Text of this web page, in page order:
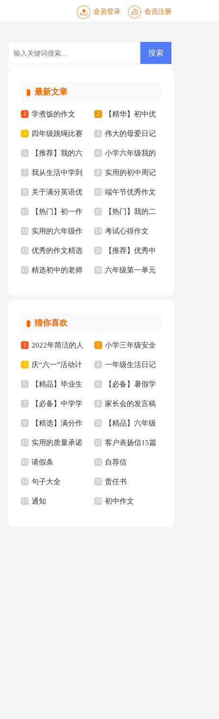
会员登录 会员注册
最新文章
1 学煮饭的作文 2 【精华】初中优
秀作文10篇
3 四年级跳绳比赛
作文合集10篇
4 伟大的母爱日记
5 【推荐】我的六
年级小学作文汇编6
篇
6 小学六年级我的
同桌作文
7 我从生活中学到
了语文作文15篇
8 实用的初中周记
汇总五篇
9 关于满分英语优
秀作文锦集10篇
10 端午节优秀作文
【推荐】
11 【热门】初一作
文汇总10篇
12 【热门】我的二
年级作文300字汇总5
篇
13 实用的六年级作
文集合5篇
14 考试心得作文
15 优秀的作文精选
15篇
16 【推荐】优秀中
学作文三篇
17 精选初中的老师 18 六年级第一单元
猜你喜欢
1 2022年简洁的人
生哲理格言集合88条
2 小学三年级安全
工作总结
3 庆“六一”活动计
划
4 一年级生活日记
5 【精品】毕业生
专业求职信汇编10篇
6 【必备】暑假学
习计划范文合集五篇
7 【必备】中学学
生检讨书4篇
8 家长会的发言稿
9 【精选】满分作
文400字九篇
10 【精品】六年级
新学期作文合集九篇
11 实用的质量承诺
书模板汇总六篇
12 客户表扬信15篇
13 请假条 14 自荐信
15 句子大全 16 责任书
17 通知 18 初中作文